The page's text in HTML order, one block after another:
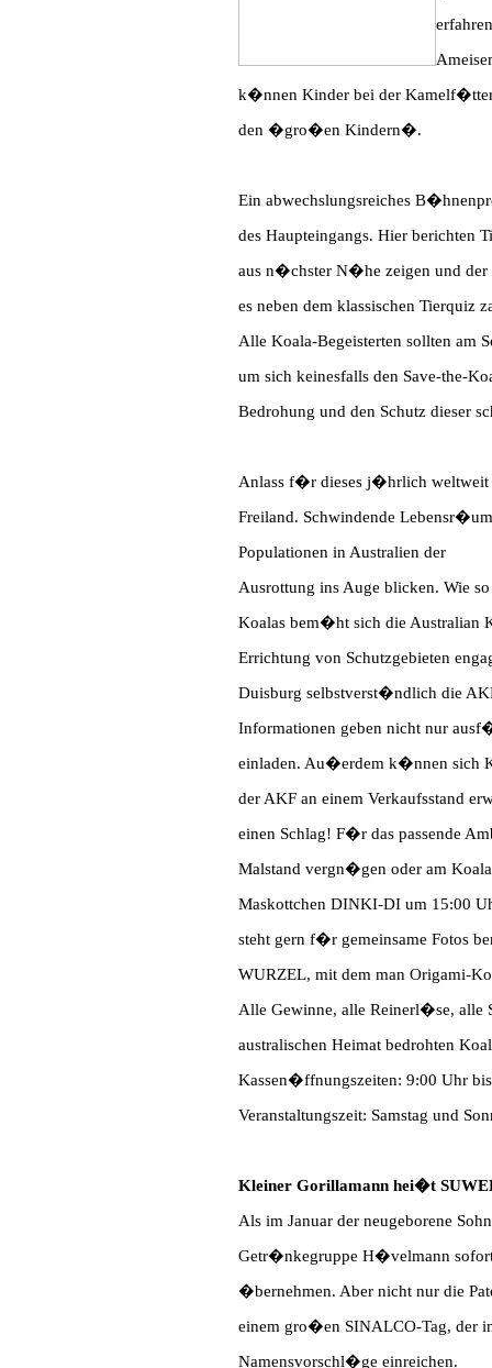
k�nnen Kinder bei der
den �gro�en Kindern�.
Ein abwechslungsreiches
des Haupteingangs. Hier berichten
aus n�chster N�he zeigen und
es neben dem klassischen Tierquiz
Alle Koala-Begeisterten sollten am
um sich keinesfalls den Save-the-
Bedrohung und den Schutz dieser
Anlass f�r dieses j�hrlich weltweit
Freiland. Schwindende
Populationen in Australien der
Ausrottung ins Auge blicken. Wie
Koalas bem�ht sich die Australian
Errichtung von Schutzgebieten
Duisburg selbstverst�ndlich die
Informationen geben nicht nur
einladen. Au�erdem k�nnen sich
der AKF an einem Verkaufsstand
einen Schlag! F�r das passende
Malstand vergn�gen oder am
Maskottchen DINKI-DI um 15:00
steht gern f�r gemeinsame Fotos
WURZEL, mit dem man Origami-
Alle Gewinne, alle Reinerl�se, alle
australischen Heimat bedrohten
Kassen�ffnungszeiten: 9:00 Uhr
Veranstaltungszeit: Samstag und
Kleiner Gorillamann hei�t
Als im Januar der neugeborene
Getr�nkegruppe H�velmann
�bernehmen. Aber nicht nur die
einem gro�en SINALCO-Tag, der
Namensvorschl�ge einreichen.